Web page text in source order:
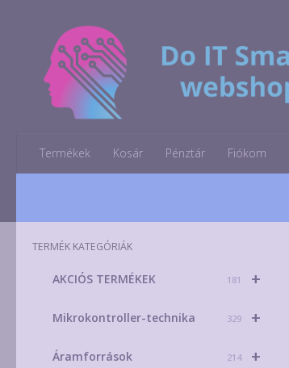
Skip to content
Termékek Kosár Pénztár Fiókom
TERMÉK KATEGÓRIÁK
+
AKCIÓS TERMÉKEK 181
+
Mikrokontroller-technika 329
+
Áramforrások 214